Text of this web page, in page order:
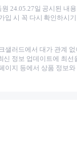
원24.05.27일 공시된 내
입 시 꼭 다시 확인하시
샐러드에서 대가 관계
신 정보 업데이트에 최선
이지 등에서 상품 정보